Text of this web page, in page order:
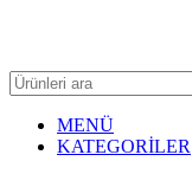
MENÜ
KATEGORİLER